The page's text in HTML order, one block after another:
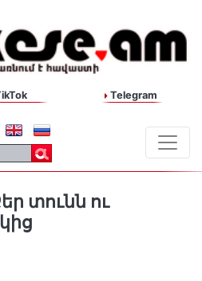
Telegram
տունն ու